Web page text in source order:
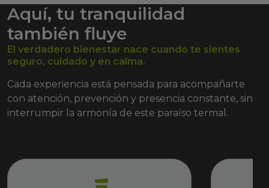
Aquí, tu tranquilidad
también fluye
El verdadero bienestar nace cuando te sientes
seguro, cuidado y en calma.
Cada experiencia está pensada para acompañarte
con atención, prevención y presencia constante, sin
interrumpir la armonía de este paraíso termal.